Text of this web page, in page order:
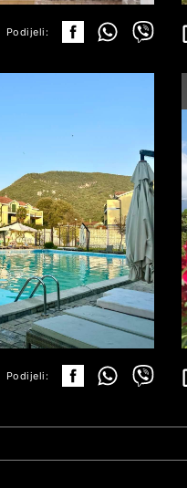
Podijeli:
DETALJI
Podijeli: